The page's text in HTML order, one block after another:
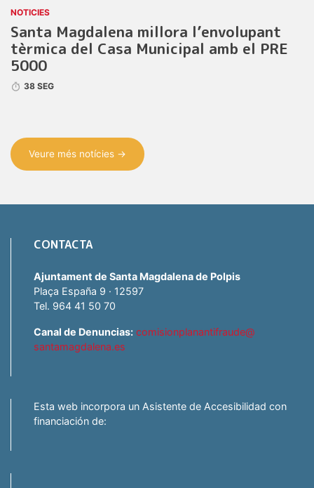
NOTICIES
Santa Magdalena millora l’envolupant
tèrmica del Casa Municipal amb el PRE
5000
38 SEG
Veure més notícies →
CONTACTA
Ajuntament de Santa Magdalena de Polpis
Plaça España 9 · 12597
Tel. 964 41 50 70
Canal de Denuncias: comisionplanantifraude@
santamagdalena.es
Esta web incorpora un Asistente de Accesibilidad con
financiación de: